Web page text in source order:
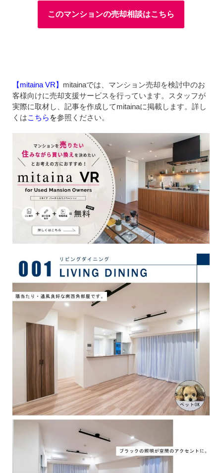
このマンションの売却相談はこちら
【mitaina VR】 mitainaでは、マンション売却を検討中のお
客様向けに売却支援サービスを行っています。スタッフが
実際に取材し、記事を作成してmitainaに掲載します。詳し
くはこちら を参照ください。